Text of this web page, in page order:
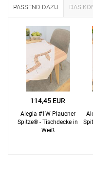
PASSEND DAZU DAS
114,45 EUR
Alegia #1W Plauener
Spitze® - Tischdecke in
Weiß